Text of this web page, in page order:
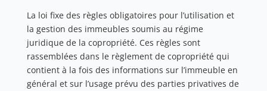
La loi fixe des règles obligatoires pour l’utilisation et
la gestion des immeubles soumis au régime
juridique de la copropriété. Ces règles sont
rassemblées dans le règlement de copropriété qui
contient à la fois des informations sur l’immeuble en
général et sur l’usage prévu des parties privatives de